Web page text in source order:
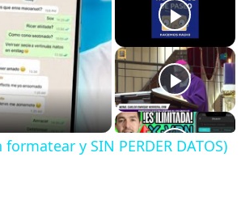
y SIN PERDER DATOS)